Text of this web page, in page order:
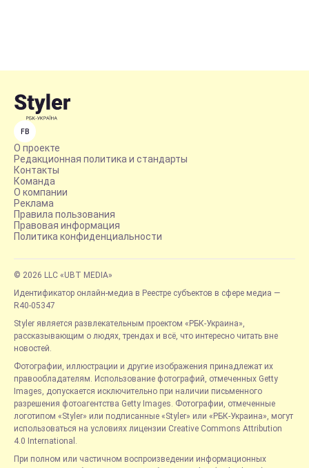
FB
О проекте
Редакционная политика и стандарты
Контакты
Команда
О компании
Реклама
Правила пользования
Правовая информация
Политика конфиденциальности
© 2026 LLC «UBT MEDIA»
Идентификатор онлайн-медиа в Реестре субъектов в сфере медиа —
R40-05347
Styler является развлекательным проектом «РБК-Украина»,
рассказывающим о людях, трендах и всё, что интересно читать вне
новостей.
Фотографии, иллюстрации и другие изображения принадлежат их
правообладателям. Использование фотографий, отмеченных Getty
Images, допускается исключительно при наличии письменного
разрешения фотоагентства Getty Images. Фотографии, отмеченные
логотипом «Styler» или подписанные «Styler» или «РБК-Украина», могут
использоваться на условиях лицензии Creative Commons Attribution
4.0 International.
При полном или частичном воспроизведении информационных